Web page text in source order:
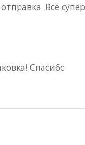
Все супер
Спасибо